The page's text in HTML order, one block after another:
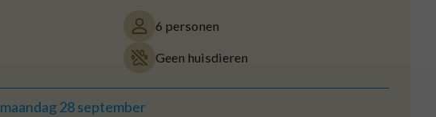
6 personen
Geen huisdieren
maandag 28 september